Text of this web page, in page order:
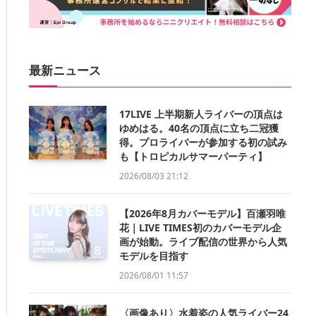
最新ニュース
17LIVE 上半期新人ライバーの頂点は
ゆめはる。40名の頂点に立ち二冠獲
得。プロライバーが参加する初の試み
も【トロピカルサマーパーティ】
2026/08/03 21:12
【2026年8月カバーモデル】百瀬羽唯
花｜LIVE TIMES初のカバーモデル企
画が始動。ライブ配信の世界から人気
モデルを目指す
2026/08/01 11:57
〈画像あり〉水着姿の人気ライバー24